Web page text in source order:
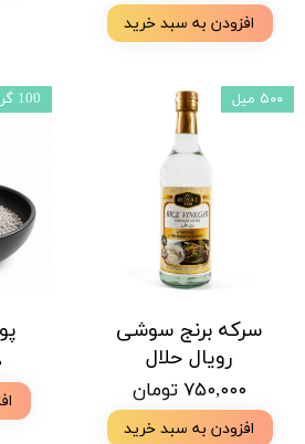
افزودن به سبد خرید
سرکه برنج سوشی
رویال حلال
۷۵۰,۰۰۰ تومان
افزودن به سبد خرید
۵۰۰ میل 100 گرم